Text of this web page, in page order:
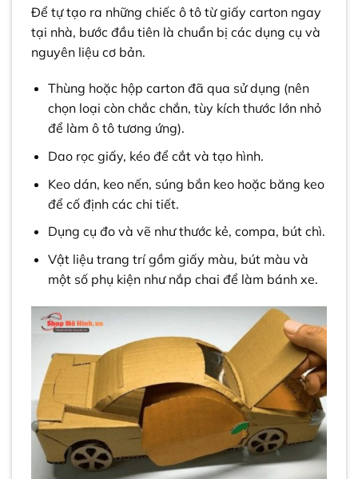
Để tự tạo ra những chiếc ô tô từ giấy carton ngay
tại nhà, bước đầu tiên là chuẩn bị các dụng cụ và
nguyên liệu cơ bản.
Thùng hoặc hộp carton đã qua sử dụng (nên
chọn loại còn chắc chắn, tùy kích thước lớn nhỏ
để làm ô tô tương ứng).
Dao rọc giấy, kéo để cắt và tạo hình.
Keo dán, keo nến, súng bắn keo hoặc băng keo
để cố định các chi tiết.
Dụng cụ đo và vẽ như thước kẻ, compa, bút chì.
Vật liệu trang trí gồm giấy màu, bút màu và
một số phụ kiện như nắp chai để làm bánh xe.